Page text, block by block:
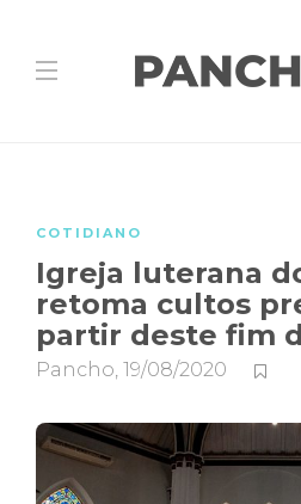
COTIDIANO
Igreja luterana
retoma cultos
partir deste fim
Pancho, 19/08/2020